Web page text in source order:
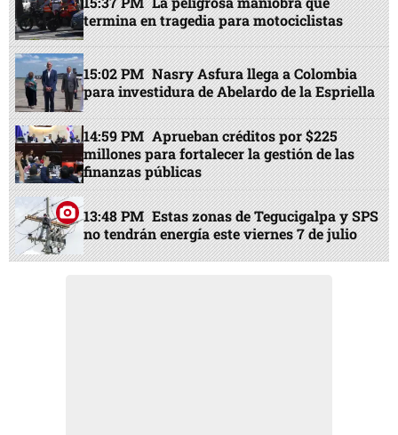
termina en tragedia para motociclistas
15:02 PM Nasry Asfura llega a Colombia
para investidura de Abelardo de la Espriella
14:59 PM Aprueban créditos por $225
millones para fortalecer la gestión de las
finanzas públicas
13:48 PM Estas zonas de Tegucigalpa y SPS
no tendrán energía este viernes 7 de julio